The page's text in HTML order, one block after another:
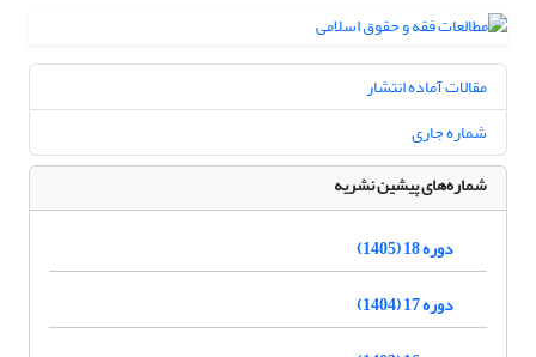
مقالات آماده انتشار
شماره جاری
شماره‌های پیشین نشریه
دوره 18 (1405)
دوره 17 (1404)